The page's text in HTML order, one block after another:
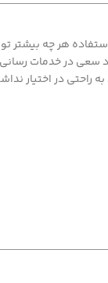
هر چه بیشتر
و با کیفیت ما بهره مند
در اختیار